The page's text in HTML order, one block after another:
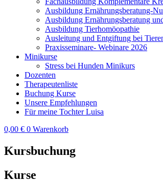
Ausbildung Ernährungsberatung-
Ausbildung Ernährungsberatung
Ausbildung Tierhomöopathie
Ausleitung und Entgiftung bei
Praxisseminare- Webinare 2026
Minikurse
Stress bei Hunden Minikurs
Dozenten
Therapeutenliste
Buchung Kurse
Unsere Empfehlungen
Für meine Tochter Luisa
0,00 € 0 Warenkorb
Kursbuchung
Kurse